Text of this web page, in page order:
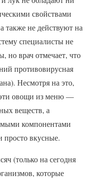
свойствами
также не действуют на
специалисты не
но врач отмечает, что
противовирусная
Несмотря на это,
эти овощи из меню —
веществ, а
компонентами
просто вкусные.
(только на сегодня
которые